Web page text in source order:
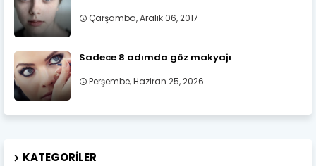
Çarşamba, Aralık 06, 2017
Sadece 8 adımda göz makyajı
Perşembe, Haziran 25, 2026
KATEGORILER